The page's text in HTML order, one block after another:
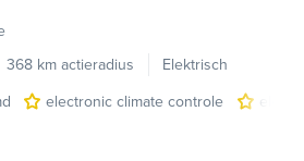
368 km actieradius
Elektrisch
electronic climate controle